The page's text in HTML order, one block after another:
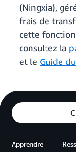
(Ningxia),
frais de
cette
consultez la
et le Guide
Apprendre